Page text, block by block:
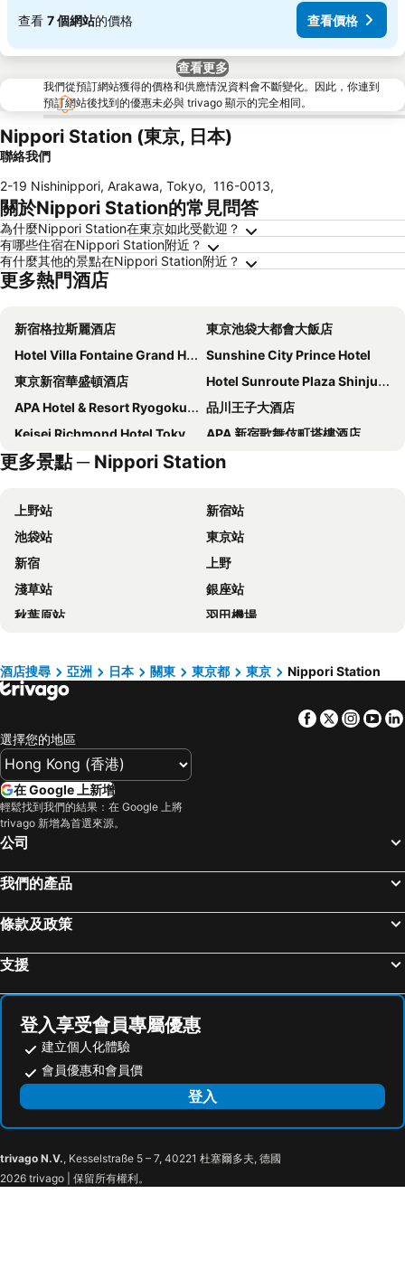
查看 7 個網站的價格 查看價格
查看更多
我們從預訂網站獲得的價格和供應情況資料會不斷變化。因此，你連到
預訂網站後找到的優惠未必與 trivago 顯示的完全相同。
Nippori Station (東京, 日本)
聯絡我們
2-19 Nishinippori, Arakawa, Tokyo, 116-0013,
關於Nippori Station的常見問答
為什麼Nippori Station在東京如此受歡迎？
有哪些住宿在Nippori Station附近？
有什麼其他的景點在Nippori Station附近？
更多熱門酒店
新宿格拉斯麗酒店
東京池袋大都會大飯店
Hotel Villa Fontaine Grand Haneda Airport
Sunshine City Prince Hotel
東京新宿華盛頓酒店
Hotel Sunroute Plaza Shinjuku
APA Hotel & Resort Ryogoku Ekimae Tower
品川王子大酒店
Keisei Richmond Hotel Tokyo Kinshicho
APA 新宿歌舞伎町塔樓酒店
Hotel Villa Fontaine Grand Tokyo-ariake
DEL style Ikebukuro Higashiguchi by Daiwa Roynet Hotel
東京京王廣場酒店
東京黎凡特東武酒店
上野站百夫長 SPA 酒店
上野寶石酒店
Dormy Inn Ikebukuro
世紀南悅酒店
上野三井花園酒店
Onsen Ryokan Yuen Shinjuku
JR Kyushu Hotel Blossom Shinjuku
池袋百夫長酒店
新宿格蘭貝爾酒店
Hotel Groove Shinjuku
Almont Hotel Nippori
Sakura Hotel Nippori
新宿王子大酒店
大森頂級住宿飯店 (原名大森藝術飯店)
OMO5 Tokyo Otsuka by Hoshino Resorts
APA Hotel Sugamo Ekimae
APA Hotel Asakusa Tawaramachi Ekimae
HOTEL MYSTAYS 龜戶
帝國酒店
KOKO HOTEL Ikebukuro
Mitsui Garden Hotel Gotanda
Nagomi Hotel Nippori
Tokyo City View Hotel Tabata Station
上野公園閃耀酒店
東京鶯谷站前東橫 INN
Hotel STAY&GO Iriyakita
Hotel Comfact
更多景點 ─ Nippori Station
上野站
新宿站
池袋站
東京站
新宿
上野
淺草站
銀座站
秋葉原站
羽田機場
澀谷站
成田國際機場
錦系釘站
新橋站
Fujisan sacred place and source of artistic inspiration
日本橋站
Haneda Airport International Terminal Station
淺草寺
赤坂站
東京巨蛋城
六本木車站
羽田機場 東京國際機場
幕張展覽館
強羅溫泉
Narita International Airport
東京迪士尼海洋
Nippori Station
太陽城
Kamikochi
Nishinippori Station
Yanaka Cemetery
Nishi-Nippori Metro Station
Sendagi Station
酒店搜尋 亞洲 日本 關東 東京都 東京 Nippori Station
Facebook
Twitter
選擇您的地區
在 Google 上新增
輕鬆找到我們的結果：在 Google 上將
trivago 新增為首選來源。
公司
我們的產品
條款及政策
支援
登入享受會員專屬優惠
建立個人化體驗
會員優惠和會員價
登入
trivago N.V., Kesselstraße 5 – 7, 40221 杜塞爾多夫, 德國
2026 trivago | 保留所有權利。